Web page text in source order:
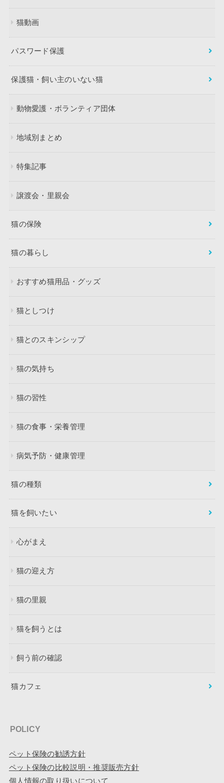
猫動画
パスワード保護
保護猫・飼い主のいない猫
動物愛護・ボランティア団体
地域別まとめ
特集記事
譲渡会・里親会
猫の保険
猫の暮らし
おすすめ猫用品・グッズ
猫としつけ
猫とのスキンシップ
猫の気持ち
猫の習性
猫の食事・栄養管理
病気予防・健康管理
猫の種類
猫を飼いたい
心がまえ
猫の迎え方
猫の里親
猫を飼うとは
飼う前の確認
猫カフェ
POLICY
ペット保険の勧誘方針
ペット保険の比較説明・推奨販売方針
個人情報の取り扱いについて